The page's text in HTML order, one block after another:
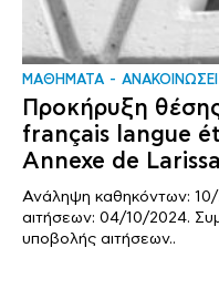
ΜΑΘΗΜΑΤΑ
Προκήρυξη
français langue
Annexe de Larissa
Ανάληψη καθηκόντων:
αιτήσεων: 04/10/2024.
υποβολής αιτήσεων..